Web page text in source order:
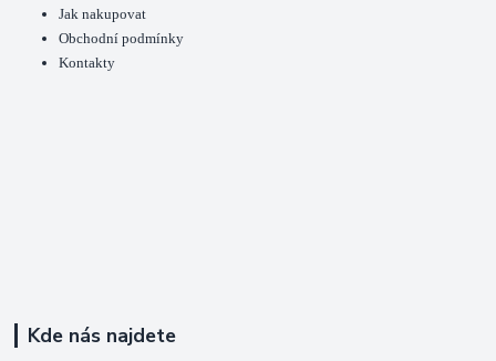
Jak nakupovat
Obchodní podmínky
Kontakty
Kde nás najdete